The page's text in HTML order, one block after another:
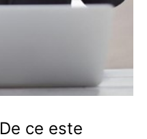
De ce este